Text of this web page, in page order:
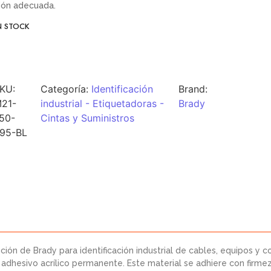
adecuada.
STOCK
BL
Categoría: Identificación
industrial - Etiquetadoras -
Cintas y Suministros
Brand:
Brady
de Brady para identificación industrial de cables, equipos y
acrílico permanente. Este material se adhiere con